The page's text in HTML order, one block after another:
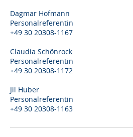
Dagmar Hofmann
Personalreferentin
+49 30 20308-1167
Claudia Schönrock
Personalreferentin
+49 30 20308-1172
Jil Huber
Personalreferentin
+49 30 20308-1163